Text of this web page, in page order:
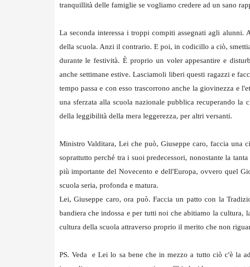
tranquillità delle famiglie se vogliamo credere ad un sano
La seconda interessa i troppi compiti assegnati agli alunni.
della scuola. Anzi il contrario. E poi, in codicillo a ciò,
durante le festività. È proprio un voler appesantire e
anche settimane estive. Lasciamoli liberi questi ragazzi e
tempo passa e con esso trascorrono anche la giovinezza e
una sferzata alla scuola nazionale pubblica recuperando la
della leggibilità della mera leggerezza, per altri versanti.
Ministro Valditara, Lei che può, Giuseppe caro, faccia una
soprattutto perché tra i suoi predecessori, nonostante la
più importante del Novecento e dell'Europa, ovvero quel
scuola seria, profonda e matura.
Lei, Giuseppe caro, ora può. Faccia un patto con la
bandiera che indossa e per tutti noi che abitiamo la
cultura della scuola attraverso proprio il merito che non
PS. Veda e Lei lo sa bene che in mezzo a tutto ciò c'è la